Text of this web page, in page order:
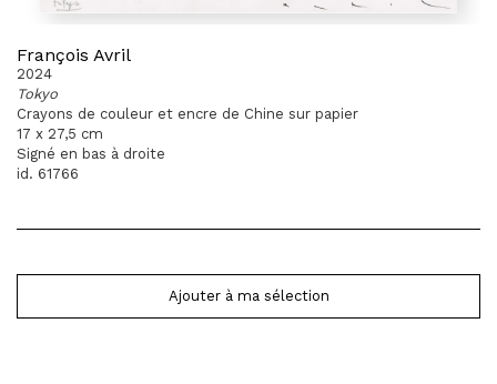
François Avril
2024
Tokyo
Crayons de couleur et encre de Chine sur papier
17 x 27,5 cm
Signé en bas à droite
id. 61766
Ajouter à ma sélection